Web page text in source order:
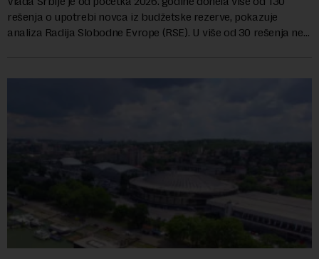
rešenja o upotrebi novca iz budžetske rezerve, pokazuje
analiza Radija Slobodne Evrope (RSE). U više od 30 rešenja ne